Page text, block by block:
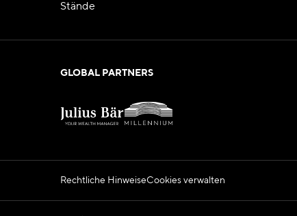
Stände
GLOBAL PARTNERS
Rechtliche HinweiseCookies verwalten